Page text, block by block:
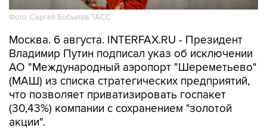
Фото: Сергей Бобылев/ТАСС
Москва. 6 августа. INTERFAX.RU - Президент
Владимир Путин подписал указ об исключении
АО "Международный аэропорт "Шереметьево"
(МАШ) из списка стратегических предприятий,
что позволяет приватизировать госпакет
(30,43%) компании с сохранением "золотой
акции".